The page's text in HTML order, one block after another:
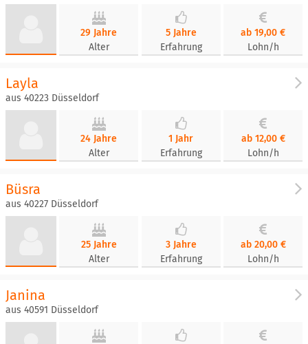
29 Jahre
Alter
5 Jahre
Erfahrung
ab 19,00 €
Lohn/h
Layla
aus 40223 Düsseldorf
24 Jahre
Alter
1 Jahr
Erfahrung
ab 12,00 €
Lohn/h
Büsra
aus 40227 Düsseldorf
25 Jahre
Alter
3 Jahre
Erfahrung
ab 20,00 €
Lohn/h
Janina
aus 40591 Düsseldorf